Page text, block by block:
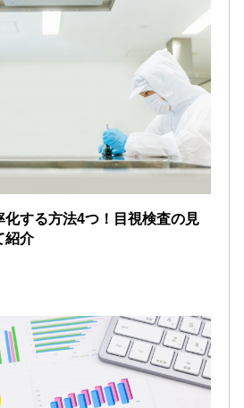
する方法4つ！目視検査の見
紹介